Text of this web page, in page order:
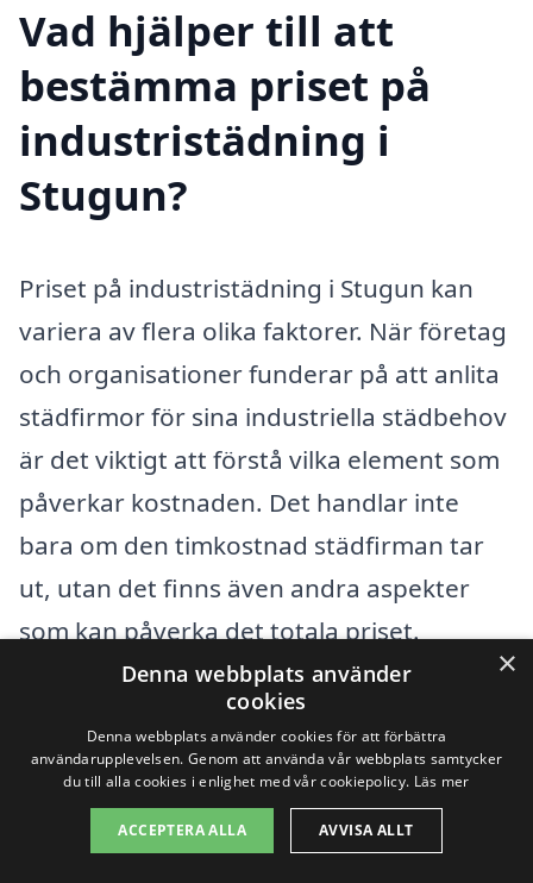
Vad hjälper till att
bestämma priset på
industristädning i
Stugun?
Priset på industristädning i Stugun kan
variera av flera olika faktorer. När företag
och organisationer funderar på att anlita
städfirmor för sina industriella städbehov
är det viktigt att förstå vilka element som
påverkar kostnaden. Det handlar inte
bara om den timkostnad städfirman tar
ut, utan det finns även andra aspekter
som kan påverka det totala priset.
Städytans storlek:En av de största
faktorerna som påverkar priset är
storleken på det område som ska
städas. Större ytor kräver mer tid,
×
Denna webbplats använder
cookies
Denna webbplats använder cookies för att förbättra
användarupplevelsen. Genom att använda vår webbplats samtycker
du till alla cookies i enlighet med vår cookiepolicy. Läs mer
ACCEPTERA ALLA AVVISA ALLT